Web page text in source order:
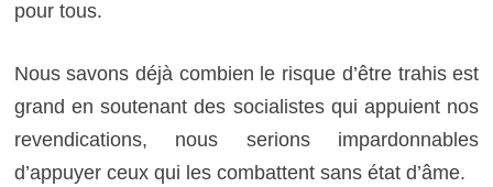
pour tous.
Nous savons déjà combien le risque d’être trahis est
grand en soutenant des socialistes qui appuient nos
revendications, nous serions impardonnables
d’appuyer ceux qui les combattent sans état d’âme.